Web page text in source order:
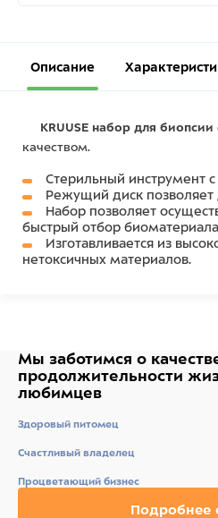
Описание
KRUUSE набор для биопсии
качеством.
Стерильный инструмент
Режущий диск позволяет
Набор позволяет
быстрый отбор
Изготавливается из
нетоксичных материалов.
Мы заботимся о
продолжительности
любимцев
Здоровый питомец
Счастливый владелец
Процветающий бизнес
Подробнее